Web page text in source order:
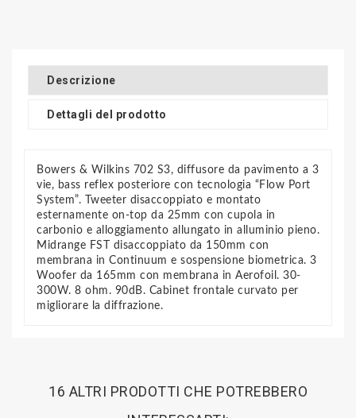
Descrizione
Dettagli del prodotto
Bowers & Wilkins 702 S3, diffusore da pavimento a 3
vie, bass reflex posteriore con tecnologia “Flow Port
System”. Tweeter disaccoppiato e montato
esternamente on-top da 25mm con cupola in
carbonio e alloggiamento allungato in alluminio pieno.
Midrange FST disaccoppiato da 150mm con
membrana in Continuum e sospensione biometrica. 3
Woofer da 165mm con membrana in Aerofoil. 30-
300W. 8 ohm. 90dB. Cabinet frontale curvato per
migliorare la diffrazione.
16 ALTRI PRODOTTI CHE POTREBBERO